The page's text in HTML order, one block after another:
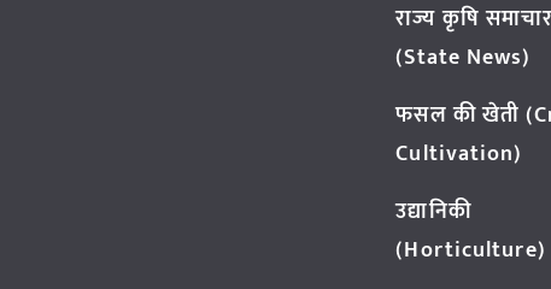
राज्य कृषि समाचार
(State News)
फसल की खेती
Cultivation)
उद्यानिकी
(Horticulture)